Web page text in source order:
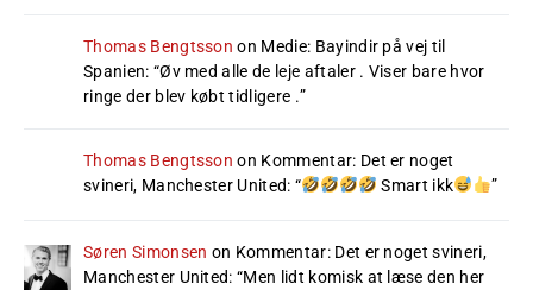
Thomas Bengtsson on Medie: Bayindir på vej til
Spanien: “Øv med alle de leje aftaler . Viser bare hvor
ringe der blev købt tidligere .”
Thomas Bengtsson on Kommentar: Det er noget
svineri, Manchester United: “ Smart ikk ”
Søren Simonsen on Kommentar: Det er noget svineri,
Manchester United: “Men lidt komisk at læse den her